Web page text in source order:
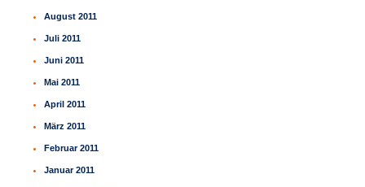
August 2011
Juli 2011
Juni 2011
Mai 2011
April 2011
März 2011
Februar 2011
Januar 2011